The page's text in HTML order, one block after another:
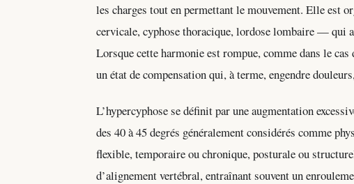
les charges tout en permettant le mouvement. Elle est
cervicale, cyphose thoracique, lordose lombaire — qui
Lorsque cette harmonie est rompue, comme dans le
un état de compensation qui, à terme, engendre
L’hypercyphose se définit par une augmentation
des 40 à 45 degrés généralement considérés comme
flexible, temporaire ou chronique, posturale ou
d’alignement vertébral, entraînant souvent un